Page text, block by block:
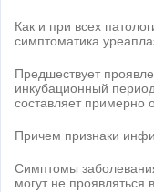
Как и при всех
симптоматика
Предшествует
инкубационный
составляет примерно
Причем признаки
Симптомы
могут не проявляться